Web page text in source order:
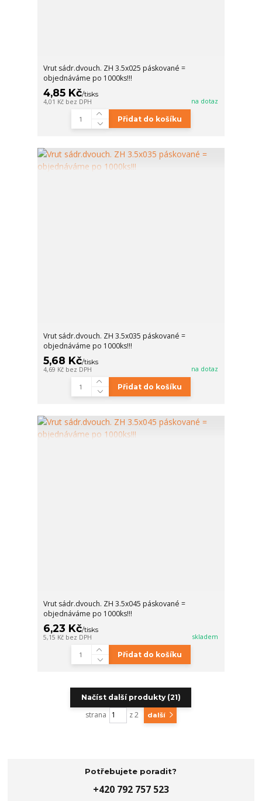
Vrut sádr.dvouch. ZH 3.5x025 páskované =
objednáváme po 1000ks!!!
4,85 Kč/tisks
4,01 Kč bez DPH na dotaz
Přidat do košíku
Vrut sádr.dvouch. ZH 3.5x035 páskované =
objednáváme po 1000ks!!!
5,68 Kč/tisks
4,69 Kč bez DPH na dotaz
Přidat do košíku
Vrut sádr.dvouch. ZH 3.5x045 páskované =
objednáváme po 1000ks!!!
6,23 Kč/tisks
5,15 Kč bez DPH skladem
Přidat do košíku
Načíst další produkty (21)
strana z 2 další
Potřebujete poradit?
+420 792 757 523